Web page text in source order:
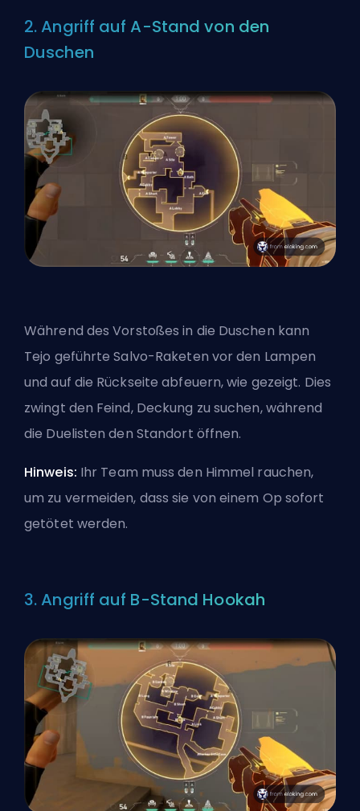
2. Angriff auf A-Stand von den
Duschen
Während des Vorstoßes in die Duschen kann
Tejo geführte Salvo-Raketen vor den Lampen
und auf die Rückseite abfeuern, wie gezeigt. Dies
zwingt den Feind, Deckung zu suchen, während
die Duelisten den Standort öffnen.
Hinweis: Ihr Team muss den Himmel rauchen,
um zu vermeiden, dass sie von einem Op sofort
getötet werden.
3. Angriff auf B-Stand Hookah